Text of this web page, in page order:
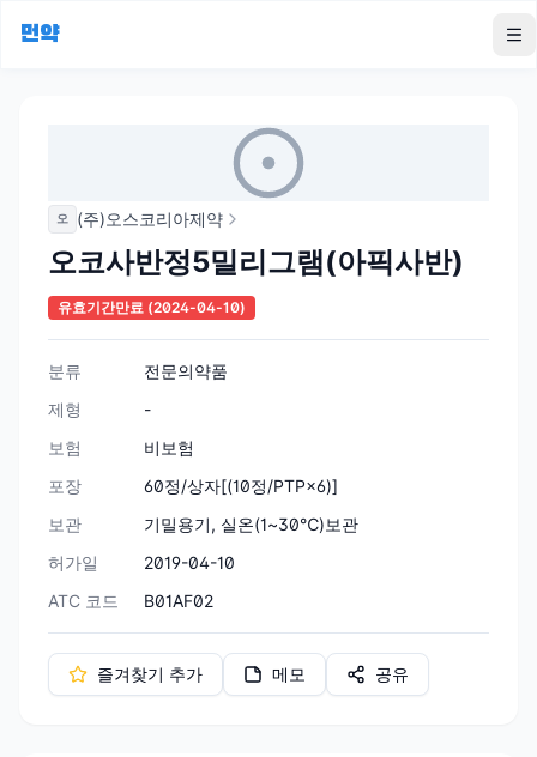
먼약
오 (주)오스코리아제약
오코사반정5밀리그램(아픽사반)
유효기간만료 (2024-04-10)
분류
전문의약품
제형
-
보험
비보험
포장
60정/상자[(10정/PTP×6)]
보관
기밀용기, 실온(1~30℃)보관
허가일
2019-04-10
ATC 코드
B01AF02
즐겨찾기 추가 메모 공유